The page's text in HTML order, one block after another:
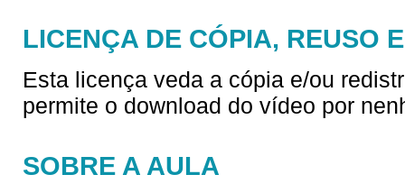
LICENÇA DE CÓPIA, REUSO
Esta licença veda a cópia e/ou
permite o download do vídeo por
SOBRE A AULA